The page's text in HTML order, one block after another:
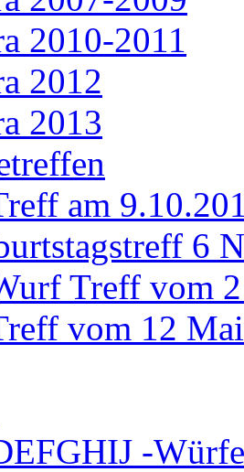
2010-2011
2012
2013
am
6
Treff vom
vom 12
-